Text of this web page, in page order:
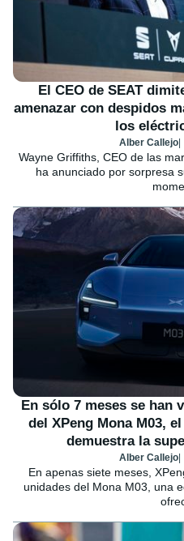
El CEO de SEAT
amenazar con despidos
los
Alber Callejo
Wayne Griffiths, CEO de las
ha anunciado por sorpresa
En sólo 7 meses se han
del XPeng Mona M03,
demuestra la
Alber Callejo
En apenas siete meses,
unidades del Mona M03, una